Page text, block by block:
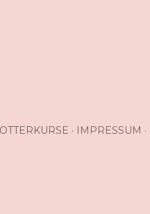
IMPRESSUM